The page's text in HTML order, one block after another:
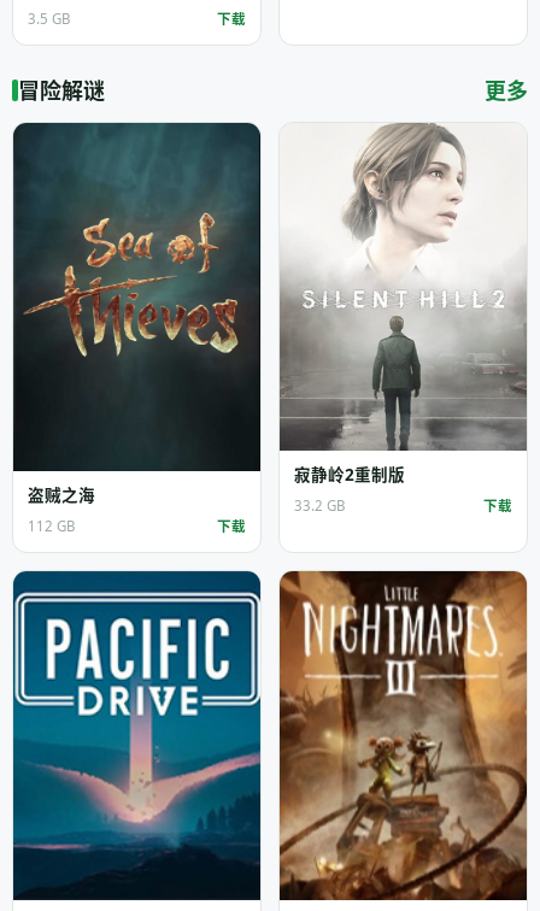
3.5 GB 下载
冒险解谜 更多
盗贼之海
112 GB 下载
寂静岭2重制版
33.2 GB 下载